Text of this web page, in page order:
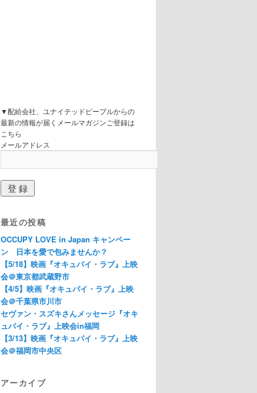
▼配給会社、ユナイテッドピープルからの
最新の情報が届くメールマガジンご登録は
こちら
メールアドレス
最近の投稿
OCCUPY LOVE in Japan キャンペー
ン 日本を愛で包みませんか？
【5/18】映画『オキュパイ・ラブ』上映
会＠東京都武蔵野市
【4/5】映画『オキュパイ・ラブ』上映
会＠千葉県市川市
セヴァン・スズキさんメッセージ『オキ
ュパイ・ラブ』上映会in福岡
【3/13】映画『オキュパイ・ラブ』上映
会＠福岡市中央区
アーカイブ